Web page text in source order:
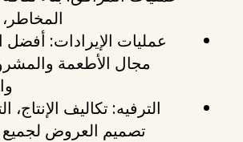
عمليات الإيرادات:
مجال الأطعمة
الترفيه: تكاليف الإنتاج،
تصميم العروض لجميع